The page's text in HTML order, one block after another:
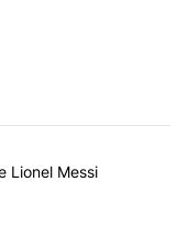
comentarios en los
Jorge Messi, el
Lionel Messi